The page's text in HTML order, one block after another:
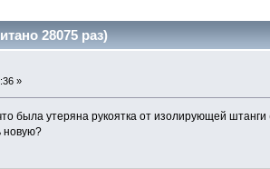
28075 раз)
»
была утеряна рукоятка от изолирующей
новую?